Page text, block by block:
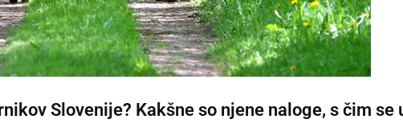
Slovenije? Kakšne so njene naloge, s čim se